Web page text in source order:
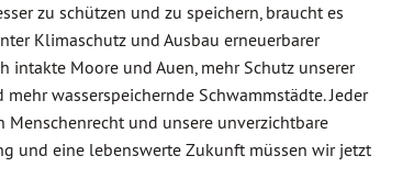
zu schützen und zu speichern, braucht es
Klimaschutz und Ausbau erneuerbarer
intakte Moore und Auen, mehr Schutz unserer
wasserspeichernde Schwammstädte. Jeder
Menschenrecht und unsere unverzichtbare
und eine lebenswerte Zukunft müssen wir jetzt